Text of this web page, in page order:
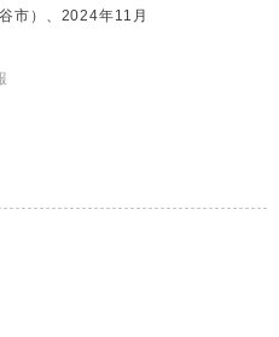
市）、2024年11月